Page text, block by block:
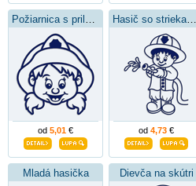
od 5,01 € od 4,73 €
Mladá hasička Dievča na skútri